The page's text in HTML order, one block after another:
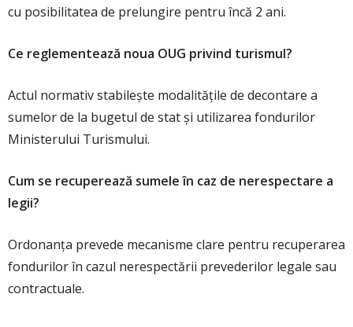
cu posibilitatea de prelungire pentru încă 2 ani.
Ce reglementează noua OUG privind turismul?
Actul normativ stabilește modalitățile de decontare a
sumelor de la bugetul de stat și utilizarea fondurilor
Ministerului Turismului.
Cum se recuperează sumele în caz de nerespectare a
legii?
Ordonanța prevede mecanisme clare pentru recuperarea
fondurilor în cazul nerespectării prevederilor legale sau
contractuale.